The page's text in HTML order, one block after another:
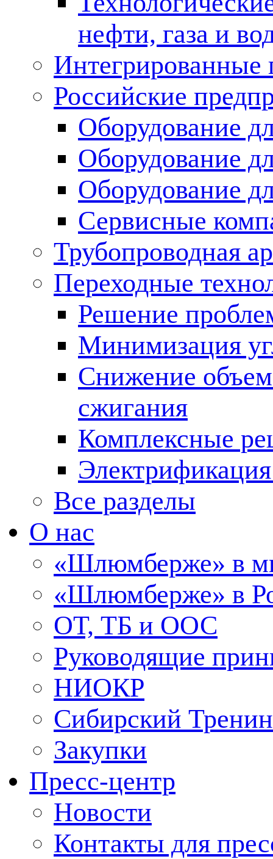
нефти, газа и
Российские
Оборудование
Оборудование
Оборудование
Сервисные
Трубопроводная
Переходные
Решение
Минимизация
Снижение
сжигания
Комплексные
Все разделы
О нас
«Шлюмберже» в
«Шлюмберже» в
ОТ, ТБ и ООС
Руководящие
НИОКР
Сибирский
Закупки
Пресс-центр
Новости
Контакты для